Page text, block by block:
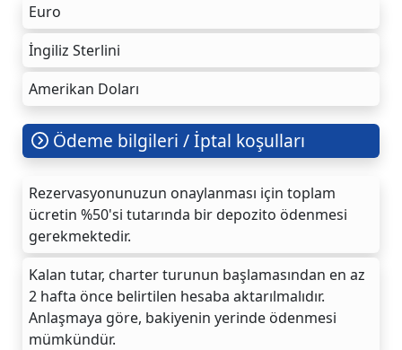
Euro
İngiliz Sterlini
Amerikan Doları
Ödeme bilgileri / İptal koşulları
Rezervasyonunuzun onaylanması için toplam
ücretin %50'si tutarında bir depozito ödenmesi
gerekmektedir.
Kalan tutar, charter turunun başlamasından en az
2 hafta önce belirtilen hesaba aktarılmalıdır.
Anlaşmaya göre, bakiyenin yerinde ödenmesi
mümkündür.